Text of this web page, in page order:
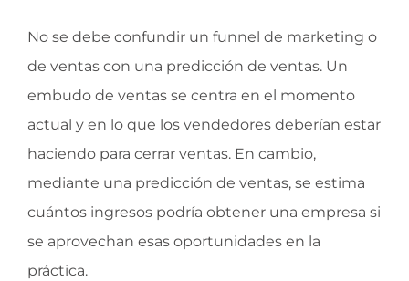
No se debe confundir un funnel de marketing o
de ventas con una predicción de ventas. Un
embudo de ventas se centra en el momento
actual y en lo que los vendedores deberían estar
haciendo para cerrar ventas. En cambio,
mediante una predicción de ventas, se estima
cuántos ingresos podría obtener una empresa si
se aprovechan esas oportunidades en la
práctica.